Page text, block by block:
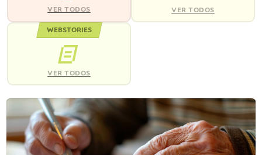
VER TODOS VER TODOS
WEBSTORIES
VER TODOS